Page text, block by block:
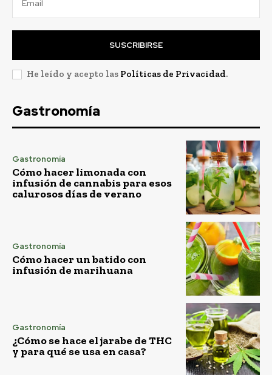
SUSCRIBIRSE
He leído y acepto las Políticas de Privacidad.
Gastronomía
Gastronomía
Cómo hacer limonada con
infusión de cannabis para esos
calurosos días de verano
Gastronomía
Cómo hacer un batido con
infusión de marihuana
Gastronomía
¿Cómo se hace el jarabe de THC
y para qué se usa en casa?